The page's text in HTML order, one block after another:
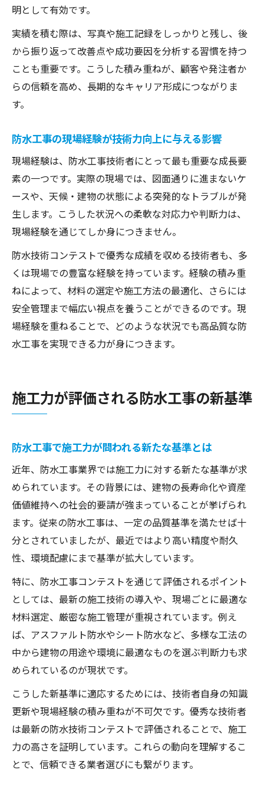
明として有効です。
実績を積む際は、写真や施工記録をしっかりと残し、後
から振り返って改善点や成功要因を分析する習慣を持つ
ことも重要です。こうした積み重ねが、顧客や発注者か
らの信頼を高め、長期的なキャリア形成につながりま
す。
防水工事の現場経験が技術力向上に与える影響
現場経験は、防水工事技術者にとって最も重要な成長要
素の一つです。実際の現場では、図面通りに進まないケ
ースや、天候・建物の状態による突発的なトラブルが発
生します。こうした状況への柔軟な対応力や判断力は、
現場経験を通じてしか身につきません。
防水技術コンテストで優秀な成績を収める技術者も、多
くは現場での豊富な経験を持っています。経験の積み重
ねによって、材料の選定や施工方法の最適化、さらには
安全管理まで幅広い視点を養うことができるのです。現
場経験を重ねることで、どのような状況でも高品質な防
水工事を実現できる力が身につきます。
施工力が評価される防水工事の新基準
防水工事で施工力が問われる新たな基準とは
近年、防水工事業界では施工力に対する新たな基準が求
められています。その背景には、建物の長寿命化や資産
価値維持への社会的要請が強まっていることが挙げられ
ます。従来の防水工事は、一定の品質基準を満たせば十
分とされていましたが、最近ではより高い精度や耐久
性、環境配慮にまで基準が拡大しています。
特に、防水工事コンテストを通じて評価されるポイント
としては、最新の施工技術の導入や、現場ごとに最適な
材料選定、厳密な施工管理が重視されています。例え
ば、アスファルト防水やシート防水など、多様な工法の
中から建物の用途や環境に最適なものを選ぶ判断力も求
められているのが現状です。
こうした新基準に適応するためには、技術者自身の知識
更新や現場経験の積み重ねが不可欠です。優秀な技術者
は最新の防水技術コンテストで評価されることで、施工
力の高さを証明しています。これらの動向を理解するこ
とで、信頼できる業者選びにも繋がります。